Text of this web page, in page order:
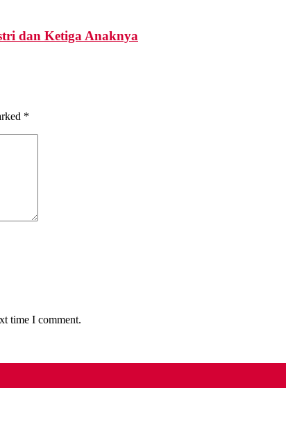
dan Ketiga Anaknya
*
time I comment.